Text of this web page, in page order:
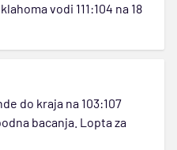
vodi 111:104 na 18
do kraja na 103:107
bacanja. Lopta za